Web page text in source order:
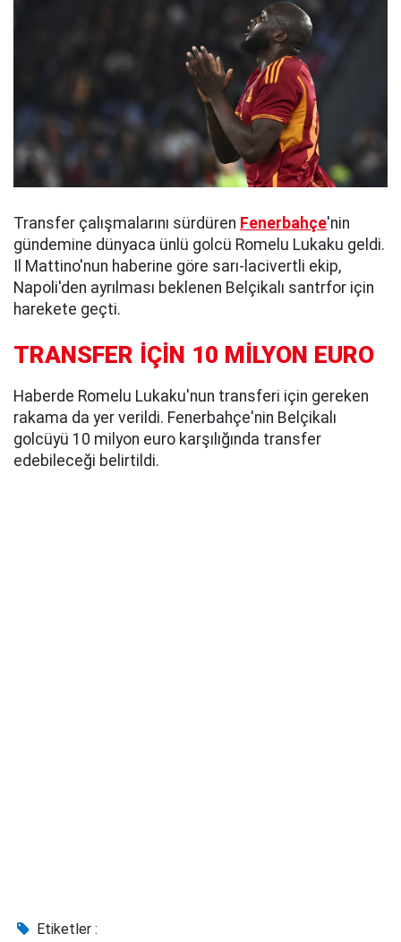
Transfer çalışmalarını sürdüren Fenerbahçe'nin
gündemine dünyaca ünlü golcü Romelu Lukaku geldi.
Il Mattino'nun haberine göre sarı-lacivertli ekip,
Napoli'den ayrılması beklenen Belçikalı santrfor için
harekete geçti.
TRANSFER İÇİN 10 MİLYON EURO
Haberde Romelu Lukaku'nun transferi için gereken
rakama da yer verildi. Fenerbahçe'nin Belçikalı
golcüyü 10 milyon euro karşılığında transfer
edebileceği belirtildi.
Etiketler :